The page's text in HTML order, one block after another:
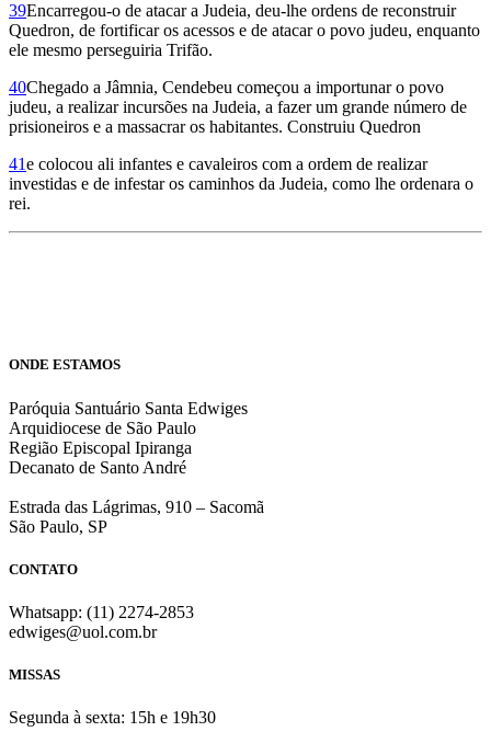
39Encarregou-o de atacar a Judeia, deu-lhe ordens de reconstruir
Quedron, de fortificar os acessos e de atacar o povo judeu, enquanto
ele mesmo perseguiria Trifão.
40Chegado a Jâmnia, Cendebeu começou a importunar o povo
judeu, a realizar incursões na Judeia, a fazer um grande número de
prisioneiros e a massacrar os habitantes. Construiu Quedron
41e colocou ali infantes e cavaleiros com a ordem de realizar
investidas e de infestar os caminhos da Judeia, como lhe ordenara o
rei.
ONDE ESTAMOS
Paróquia Santuário Santa Edwiges
Arquidiocese de São Paulo
Região Episcopal Ipiranga
Decanato de Santo André
Estrada das Lágrimas, 910 – Sacomã
São Paulo, SP
CONTATO
Whatsapp: (11) 2274-2853
edwiges@uol.com.br
MISSAS
Segunda à sexta: 15h e 19h30